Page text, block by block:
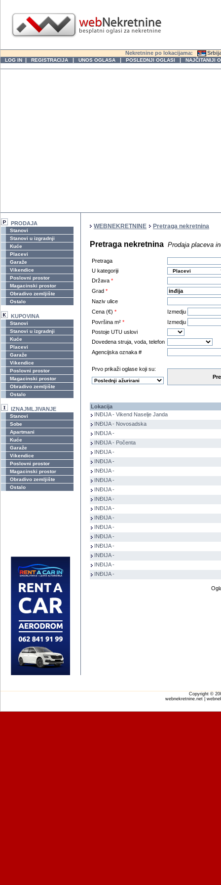
Nekretnine po lokacijama:
LOG IN | REGISTRACIJA | UNOS OGLASA | POSLEDNJI OGLASI | NAJČITANIJI
PRODAJA
Stanovi
Stanovi u izgradnji
Kuće
Placevi
Garaže
Vikendice
Poslovni prostor
Magacinski prostor
Obradivo zemljište
Ostalo
KUPOVINA
Stanovi
Stanovi u izgradnji
Kuće
Placevi
Garaže
Vikendice
Poslovni prostor
Magacinski prostor
Obradivo zemljište
Ostalo
IZNAJMLJIVANJE
Stanovi
Sobe
Apartmani
Kuće
Garaže
Vikendice
Poslovni prostor
Magacinski prostor
Obradivo zemljište
Ostalo
WEBNEKRETNINE Pretraga nekretnina
Pretraga nekretnina Prodaja placeva
Pretraga
U kategoriji
Država *
Grad *
Naziv ulice
Cena (€) *
Izmedju
Površina m² *
Izmedju
Postoje UTU uslovi
Dovedena struja, voda, telefon
Agencijska oznaka #
Prvo prikaži oglase koji su:
Lokacija
INĐIJA - Vikend Naselje Janda
INĐIJA - Novosadska
INĐIJA -
INĐIJA - Počenta
INĐIJA -
INĐIJA -
INĐIJA -
INĐIJA -
INĐIJA -
INĐIJA -
INĐIJA -
INĐIJA -
INĐIJA -
INĐIJA -
INĐIJA -
INĐIJA -
INĐIJA -
INĐIJA -
Copyright ©
webnekretnine.net |